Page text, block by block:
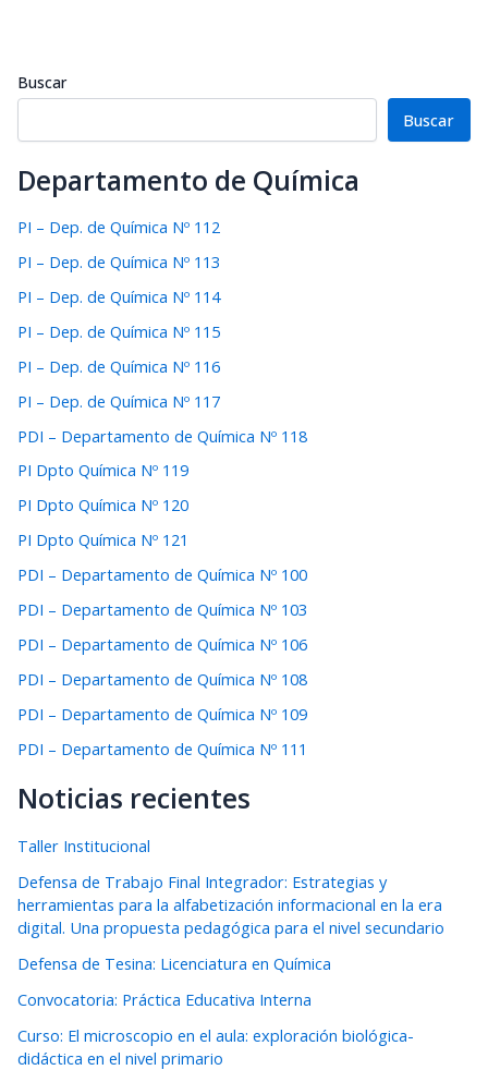
Buscar
Buscar
Departamento de Química
PI – Dep. de Química Nº 112
PI – Dep. de Química Nº 113
PI – Dep. de Química Nº 114
PI – Dep. de Química Nº 115
PI – Dep. de Química Nº 116
PI – Dep. de Química Nº 117
PDI – Departamento de Química Nº 118
PI Dpto Química Nº 119
PI Dpto Química Nº 120
PI Dpto Química Nº 121
PDI – Departamento de Química Nº 100
PDI – Departamento de Química Nº 103
PDI – Departamento de Química Nº 106
PDI – Departamento de Química Nº 108
PDI – Departamento de Química Nº 109
PDI – Departamento de Química Nº 111
Noticias recientes
Taller Institucional
Defensa de Trabajo Final Integrador: Estrategias y
herramientas para la alfabetización informacional en la era
digital. Una propuesta pedagógica para el nivel secundario
Defensa de Tesina: Licenciatura en Química
Convocatoria: Práctica Educativa Interna
Curso: El microscopio en el aula: exploración biológica-
didáctica en el nivel primario